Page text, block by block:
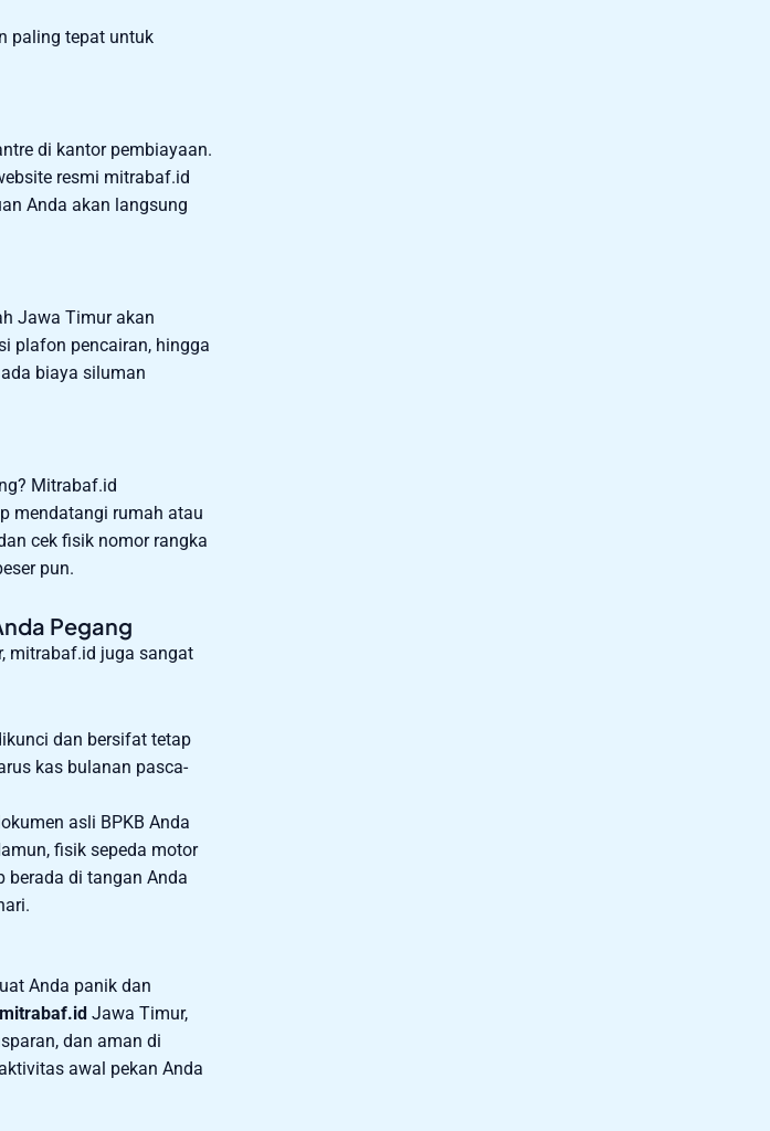
paling tepat untuk
di kantor pembiayaan.
resmi mitrabaf.id
Anda akan langsung
Jawa Timur akan
plafon pencairan, hingga
biaya siluman
Mitrabaf.id
mendatangi rumah atau
cek fisik nomor rangka
pun.
Pegang
mitrabaf.id juga sangat
dan bersifat tetap
kas bulanan pasca-
asli BPKB Anda
fisik sepeda motor
berada di tangan Anda
Anda panik dan
mitrabaf.id Jawa Timur,
dan aman di
awal pekan Anda